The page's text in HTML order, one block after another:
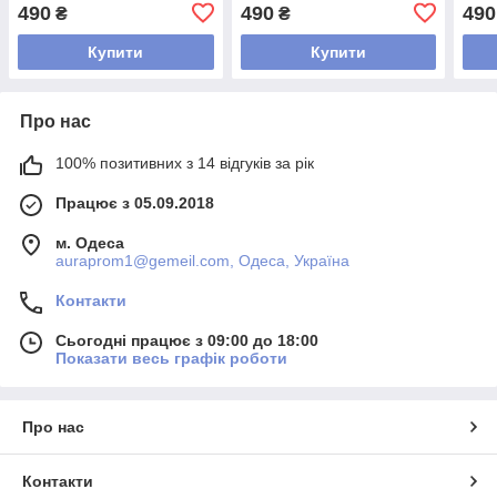
490 ₴
Купити
490₴
Купити
490
Про нас
100% позитивних з 14 відгуків за рік
Працює з 05.09.2018
м. Одеса
auraprom1@gemeil.com, Одеса, Україна
Контакти
Сьогодні працює з 09:00 до 18:00
Показати весь графік роботи
Про нас
Контакти